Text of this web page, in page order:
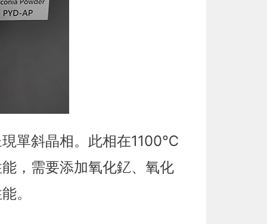
現單斜晶相。此相在1100℃
，需要添加氧化釔、氧化
。